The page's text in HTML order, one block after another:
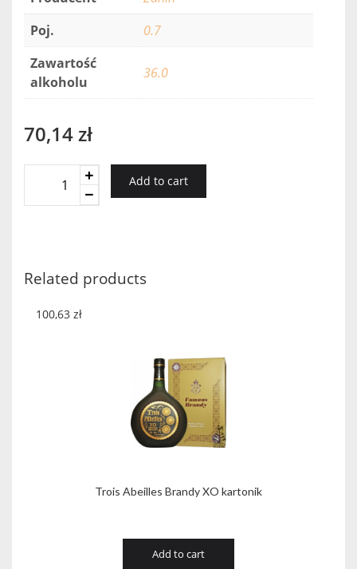
Poj.
0.7
Zawartość
alkoholu
36.0
70,14zł
Zanin
quantity
Add to cart
Related products
Trois Abeilles Brandy XO kartonik
100,63 zł
Add to cart